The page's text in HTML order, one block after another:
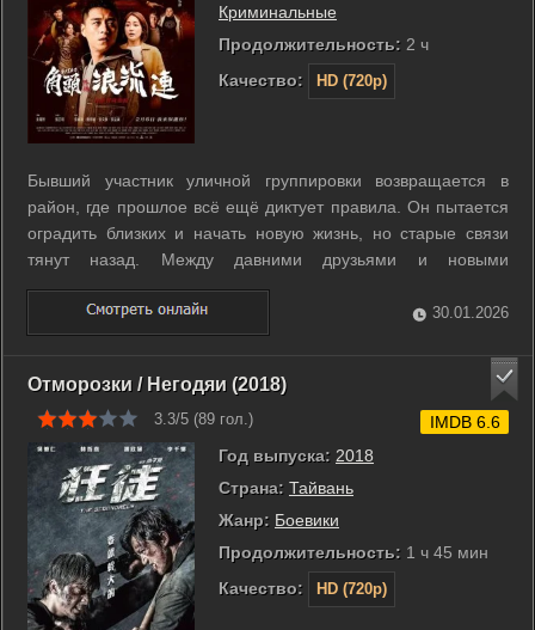
Криминальные
Продолжительность: 2 ч
Качество:
HD (720p)
Бывший участник уличной группировки возвращается в
район, где прошлое всё ещё диктует правила. Он пытается
оградить близких и начать новую жизнь, но старые связи
тянут назад. Между давними друзьями и новыми
соперниками разворачивается напряжённая борьба за
влияние и выживание. Герою приходится делать выбор,
который поставит на карту его ...
30.01.2026
Отморозки / Негодяи (2018)
3.3/5 (89 гол.)
Год выпуска: 2018
Страна: Тайвань
Жанр: Боевики
Продолжительность: 1 ч 45 мин
Качество:
HD (720p)
IMDB 6.6